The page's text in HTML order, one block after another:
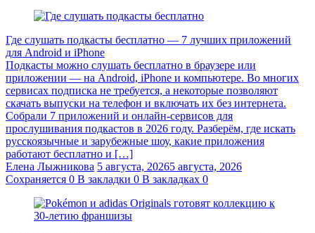
Где слушать подкасты бесплатно — 7 лучших приложений
для Android и iPhone
Подкасты можно слушать бесплатно в браузере или
приложении — на Android, iPhone и компьютере. Во многих
сервисах подписка не требуется, а некоторые позволяют
скачать выпуски на телефон и включать их без интернета.
Собрали 7 приложений и онлайн-сервисов для
прослушивания подкастов в 2026 году. Разберём, где искать
русскоязычные и зарубежные шоу, какие приложения
работают бесплатно и […]
Елена Лыжникова 5 августа, 20265 августа, 2026
Сохраняется 0 В закладки 0 В закладках 0